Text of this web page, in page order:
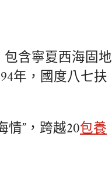
包含寧夏西海固地
年，國度八七扶
情”，跨越20包養